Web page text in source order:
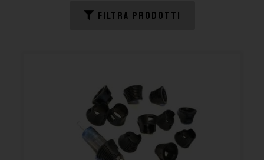
FILTRA PRODOTTI